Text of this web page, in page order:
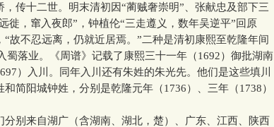
传十二世。明末清初因“蔺贼奢崇明”、张献忠及部下三
徙，窜入夜郎”，钟植伦“三走遵义，数年吴逆平”回原
故不忍远离，仍就近居焉。”二种是清初康熙至乾隆年间
蜀落业。《周谱》记载了康熙三十一年（1692）御批湖南
）入川。同年入川还有朱姓的朱光先。他们是这些填川
简阳城钟姓，分别是乾隆元年（1736）、三年（1738）
别来自湖广（含湖南、湖北，楚）、广东、江西、陕西